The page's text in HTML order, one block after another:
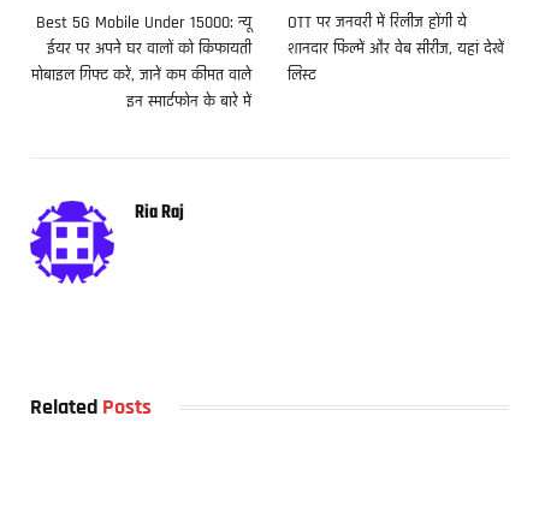
Best 5G Mobile Under 15000: न्यू
ईयर पर अपने घर वालों को किफायती
मोबाइल गिफ्ट करें, जानें कम कीमत वाले
इन स्मार्टफोन के बारे में
OTT पर जनवरी में रिलीज होंगी ये
शानदार फिल्में और वेब सीरीज, यहां देखें
लिस्ट
Ria Raj
Related Posts